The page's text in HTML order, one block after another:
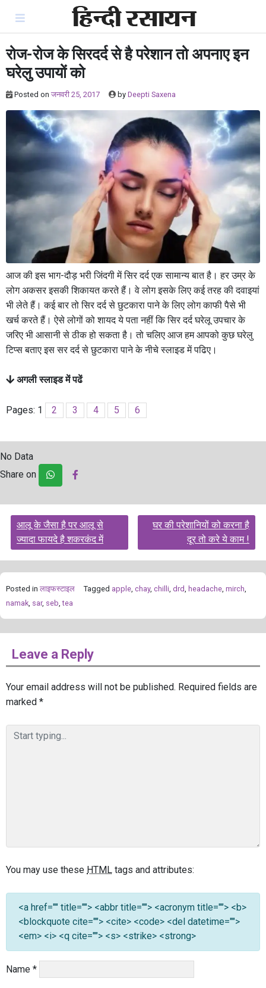
content
रोज-रोज के सिरदर्द से है परेशान तो अपनाए इन
घरेलु उपायों को
Posted on जनवरी 25, 2017 by Deepti Saxena
आज की इस भाग-दौड़ भरी जिंदगी में सिर दर्द एक सामान्य बात है। हर उम्र के
लोग अकसर इसकी शिकायत करते हैं। वे लोग इसके लिए कई तरह की दवाइयां
भी लेते हैं। कई बार तो सिर दर्द से छुटकारा पाने के लिए लोग काफी पैसे भी
खर्च करते हैं। ऐसे लोगों को शायद ये पता नहीं कि सिर दर्द घरेलू उपचार के
जरिए भी आसानी से ठीक हो सकता है। तो चलिए आज हम आपको कुछ घरेलु
टिप्स बताए इस सर दर्द से छुटकारा पाने के नीचे स्लाइड में पढिए।
अगली स्लाइड में पढें
Pages: 1 2 3 4 5 6
No Data
Share on
Post
navigation
आलू के जैसा है पर आलू से
ज्यादा फायदे है शकरकंद में
घर की परेशानियों को करना है
दूर तो करे ये काम !
Posted in लाइफस्टाइल Tagged apple, chay, chilli, drd, headache, mirch,
namak, sar, seb,tea
Leave a Reply
Your email address will not be published. Required fields are
marked *
You may use these HTML tags and attributes:
<a href="" title=""> <abbr title=""> <acronym title=""> <b>
<blockquote cite=""> <cite> <code> <del datetime="">
<em> <i> <q cite=""> <s> <strike> <strong>
Name *